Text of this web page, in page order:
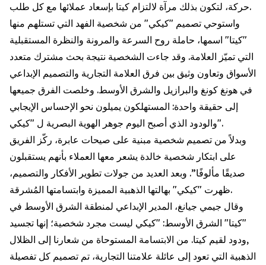
حركة، لتكون بذلك مرآة لالتزام كيتا بإسعاد عملائها مع كل طلب.
واستوحي تصميم "كيكي" من شخصية الفهد التي تستلهم منها
"كيتا" اسمها، حاملة روح السرعة والمرونة والنظرة المستقبلية
التي تميّز العلامة. وقد جاءت الشخصية نتيجة بحث مشترك متعدد
الأسواق وتعاون وثيق بين فرق العلامة التجارية والتصميم الإبداعي
في هونغ كونغ والبرازيل والشرق الأوسط. وخلصت الفرق جميعها
إلى حقيقة واحدة: المستهلكون يميلون نحو الإحساس الإيجابي
والودود الذي أصبح اليوم جوهر الهوية البصرية ل "كيكي".
وبدلاً من تصميم شخصية مبنية على صيحات عابرة، ركّز الفريق
على ابتكار شخصية خالدة يشعر معها العملاء بأنهم يستقبلون
صديقًا مألوفًا”. وبعد العديد من جولات تطوير الأفكار والتصميم،
ظهرت "كيكي" بهالتها الذهبية المميزة وابتسامتها المُشرقة.
وقال جيمي جيانغ، المدير الإبداعي لمنطقة الشرق الأوسط في
"كيتا" الشرق الأوسط: "كيكي ليست مجرد شخصية؛ إنها تجسيد
,ودود لقيم كيتا. من الابتسامة المستوحاة من شعارنا إلى الظلال
الذهبية التي تعود إلى عائلة علامتنا التجارية، تم تصميم كل تفصيلة